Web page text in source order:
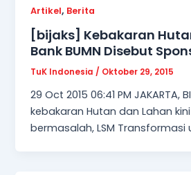
Artikel, Berita
[bijaks] Kebakaran
Bank BUMN Disebut
TuK Indonesia / Oktober 29, 2015
29 Oct 2015 06:41 PM JAKARTA,
kebakaran Hutan dan Lahan
bermasalah, LSM Transformasi